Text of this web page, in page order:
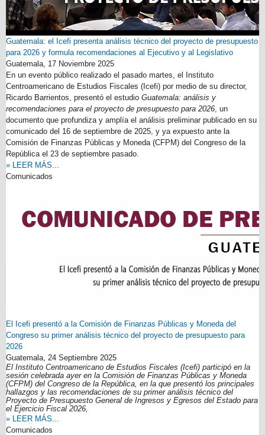
Guatemala: el Icefi presenta análisis técnico del proyecto de presupuesto
para 2026 y formula recomendaciones al Ejecutivo y al Legislativo
Guatemala, 17 Noviembre 2025
En un evento público realizado el pasado martes, el Instituto
Centroamericano de Estudios Fiscales (Icefi) por medio de su director,
Ricardo Barrientos, presentó el estudio Guatemala: análisis y
recomendaciones para el proyecto de presupuesto para 2026, un
documento que profundiza y amplía el análisis preliminar publicado en su
comunicado del 16 de septiembre de 2025, y ya expuesto ante la
Comisión de Finanzas Públicas y Moneda (CFPM) del Congreso de la
República el 23 de septiembre pasado.
» LEER MÁS...
Comunicados
El Icefi presentó a la Comisión de Finanzas Públicas y Moneda del
Congreso su primer análisis técnico del proyecto de presupuesto para
2026
Guatemala, 24 Septiembre 2025
El Instituto Centroamericano de Estudios Fiscales (Icefi) participó en la
sesión celebrada ayer en la Comisión de Finanzas Públicas y Moneda
(CFPM) del Congreso de la República, en la que presentó los principales
hallazgos y las recomendaciones de su primer análisis técnico del
Proyecto de Presupuesto General de Ingresos y Egresos del Estado para
el Ejercicio Fiscal 2026,
» LEER MÁS...
Comunicados